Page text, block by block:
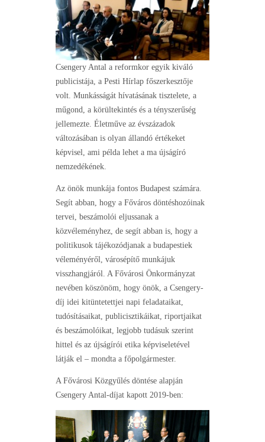
Csengery Antal a reformkor egyik kiváló
publicistája, a Pesti Hírlap főszerkesztője
volt. Munkásságát hívatásának tisztelete, a
műgond, a körültekintés és a tényszerűség
jellemezte. Életműve az évszázadok
változásában is olyan állandó értékeket
képvisel, ami példa lehet a ma újságíró
nemzedékének.
Az önök munkája fontos Budapest számára.
Segít abban, hogy a Főváros döntéshozóinak
tervei, beszámolói eljussanak a
közvéleményhez, de segít abban is, hogy a
politikusok tájékozódjanak a budapestiek
véleményéről, városépítő munkájuk
visszhangjáról. A Fővárosi Önkormányzat
nevében köszönöm, hogy önök, a Csengery-
díj idei kitüntetettjei napi feladataikat,
tudósításaikat, publicisztikáikat, riportjaikat
és beszámolóikat, legjobb tudásuk szerint
hittel és az újságírói etika képviseletével
látják el – mondta a főpolgármester.
A Fővárosi Közgyűlés döntése alapján
Csengery Antal-díjat kapott 2019-ben: